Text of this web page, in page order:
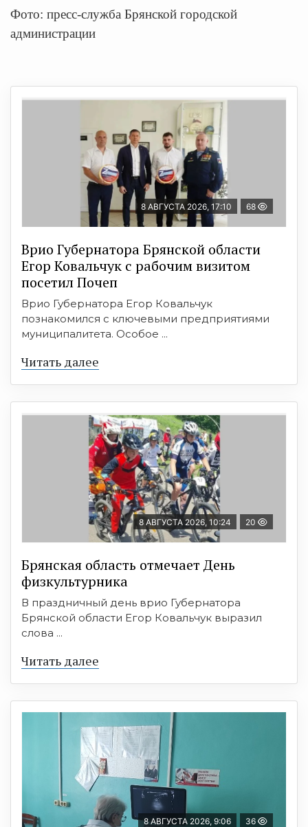
Фото: пресс-служба Брянской городской
администрации
8 АВГУСТА 2026, 17:10 68
Врио Губернатора Брянской области
Егор Ковальчук с рабочим визитом
посетил Почеп
Врио Губернатора Егор Ковальчук
познакомился с ключевыми предприятиями
муниципалитета. Особое ...
Читать далее
8 АВГУСТА 2026, 10:24 20
Брянская область отмечает День
физкультурника
В праздничный день врио Губернатора
Брянской области Егор Ковальчук выразил
слова ...
Читать далее
8 АВГУСТА 2026, 9:06 36